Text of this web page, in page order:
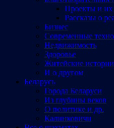
Проекты и их
Рассказы о
Бизнес
Современные
Недвижимость
Здоровье
Житейские истории
И о другом
Беларусь
Города Беларуси
Из глубины веков
О политике и др.
Калинковичи